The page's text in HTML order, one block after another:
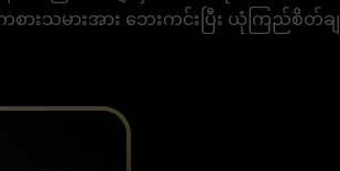
းသမားအား ဘေးကင်းပြီး ယုံကြည်စိတ်ချ